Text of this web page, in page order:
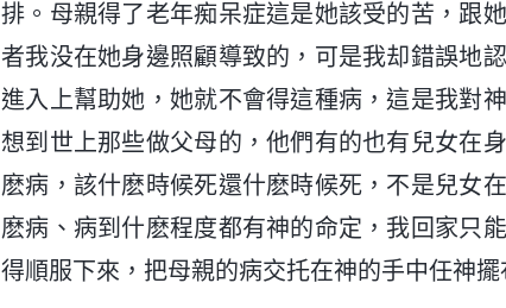
排。母親得了老年痴呆症這是她該受的苦，跟
者我没在她身邊照顧導致的，可是我却錯誤地
進入上幫助她，她就不會得這種病，這是我對
想到世上那些做父母的，他們有的也有兒女在
麽病，該什麽時候死還什麽時候死，不是兒女
麽病、病到什麽程度都有神的命定，我回家只
得順服下來，把母親的病交托在神的手中任神